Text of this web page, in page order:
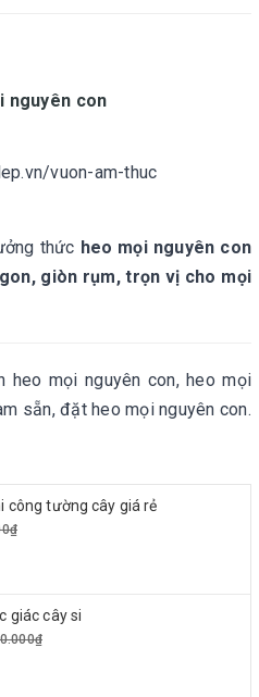
nguyên con
vuon-am-thuc
thức heo mọi nguyên con
giòn rụm, trọn vị cho mọi
heo mọi nguyên con, heo mọi
sẵn, đặt heo mọi nguyên con.
công tường cây giá rẻ
giác cây si